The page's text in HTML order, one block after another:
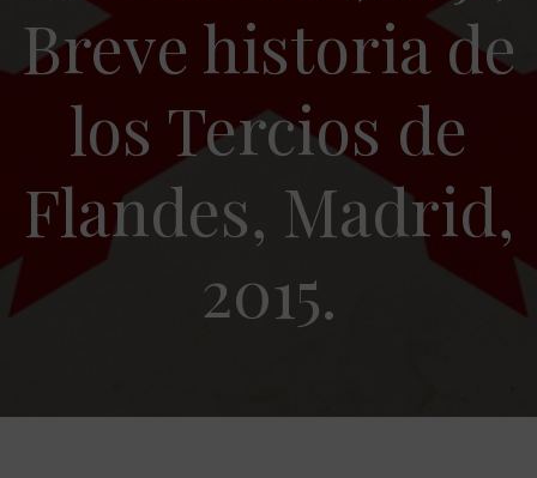
Breve historia de
los Tercios de
Flandes, Madrid,
2015.